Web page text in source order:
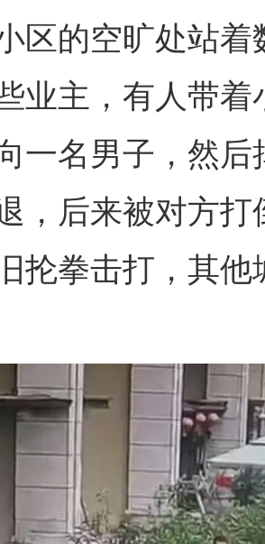
区的空旷处站
业主，有人带
一名男子，然
，后来被对方
抡拳击打，其